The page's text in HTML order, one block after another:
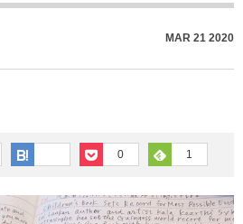
MAR 21 2020
0 1